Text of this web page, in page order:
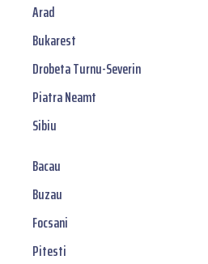
Arad
Bukarest
Drobeta Turnu-Severin
Piatra Neamt
Sibiu
Bacau
Buzau
Focsani
Pitesti